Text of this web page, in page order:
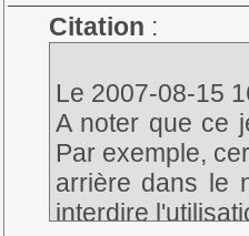
Citation :
Le 2007-08-15
A noter que ce
Par exemple,
arrière dans le
interdire